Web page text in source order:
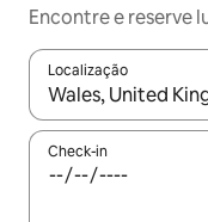
Encontre e reserve
Localização
Quando os
Check-in